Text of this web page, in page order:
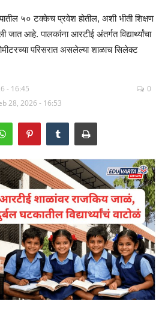
५० टक्केच प्रवेश होतील, अशी भीती शिक्षण
जात आहे. पालकांना आरटीई अंतर्गत विद्यार्थ्यांचा
परिसरात असलेल्या शाळाच सिलेक्ट
- 16:45
28, 2026 - 16:53
0
नेटवर्क